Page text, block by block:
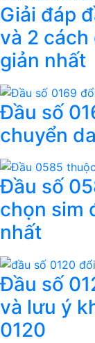
Giải đáp
và 2
giản nhất
Đầu số
chuyển
Đầu số
chọn sim
nhất
Đầu số
và lưu ý
0120